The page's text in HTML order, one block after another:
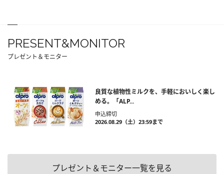
PRESENT&MONITOR
プレゼント＆モニター
良質な植物性ミルクを、手軽においしく楽し
める。「ALP...
申込締切
2026.08.29（土）23:59まで
プレゼント＆モニター一覧を見る